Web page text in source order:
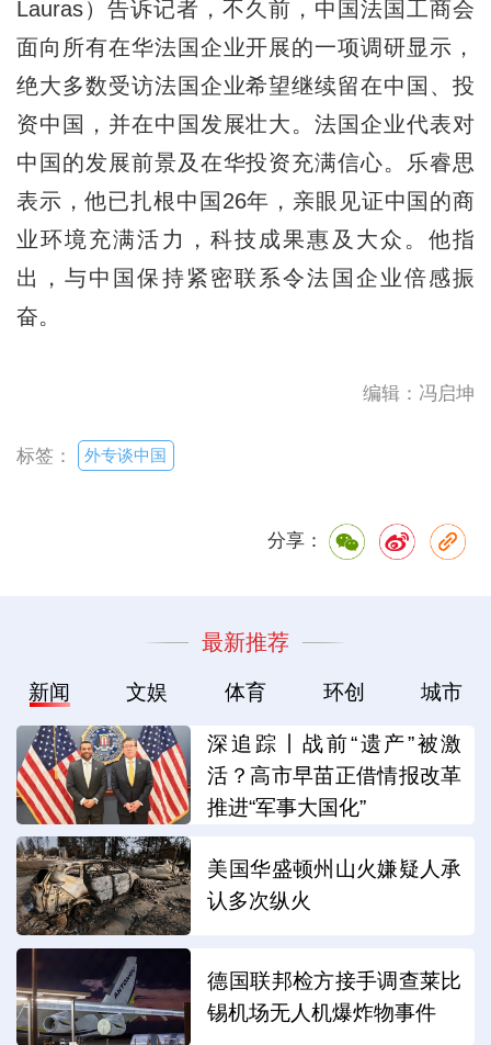
Lauras）告诉记者，不久前，中国法国工商会
面向所有在华法国企业开展的一项调研显示，
绝大多数受访法国企业希望继续留在中国、投
资中国，并在中国发展壮大。法国企业代表对
中国的发展前景及在华投资充满信心。乐睿思
表示，他已扎根中国26年，亲眼见证中国的商
业环境充满活力，科技成果惠及大众。他指
出，与中国保持紧密联系令法国企业倍感振
奋。
编辑：冯启坤
标签： 外专谈中国
分享：
最新推荐
新闻 文娱 体育 环创 城市
深追踪丨战前“遗产”被激
活？高市早苗正借情报改革
推进“军事大国化”
美国华盛顿州山火嫌疑人承
认多次纵火
德国联邦检方接手调查莱比
锡机场无人机爆炸物事件